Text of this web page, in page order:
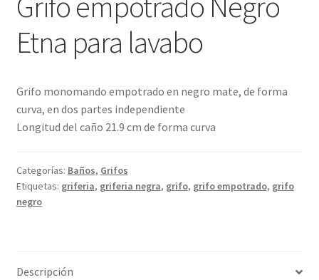
Etna para lavabo
Grifo monomando empotrado en negro mate, de forma
curva, en dos partes independiente
Longitud del caño 21.9 cm de forma curva
Categorías: Baños, Grifos
Etiquetas: griferia, griferia negra, grifo, grifo empotrado, grifo
negro
Descripción